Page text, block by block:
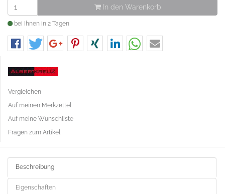
In den Warenkorb
bei Ihnen in 2 Tagen
Vergleichen
Auf meinen Merkzettel
Auf meine Wunschliste
Fragen zum Artikel
Beschreibung
Eigenschaften